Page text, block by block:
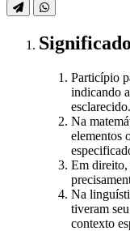
Significado
Particípio
indicando
esclarecido.
Na
elementos
Em direito,
Na
tiveram
contexto